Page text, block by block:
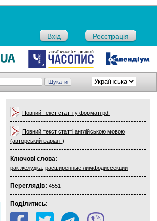
Вхід Реєстрація
Повний текст статті у форматі pdf
Повний текст статті англійською мовою
(авторський варіант)
Ключові слова:
рак желудка расширенные лимфодиссекции
Переглядів: 4551
Поділитись: